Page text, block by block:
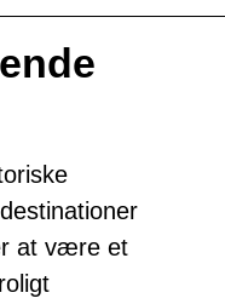
at være et